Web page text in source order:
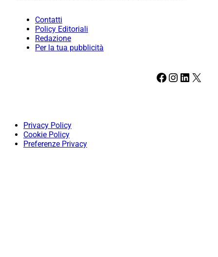
Contatti
Policy Editoriali
Redazione
Per la tua pubblicità
Facebook Instagram LinkedIn X
Privacy Policy
Cookie Policy
Preferenze Privacy